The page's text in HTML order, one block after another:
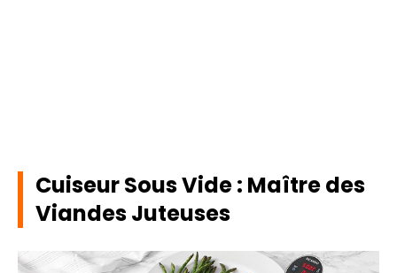
Cuiseur Sous Vide : Maître des
Viandes Juteuses